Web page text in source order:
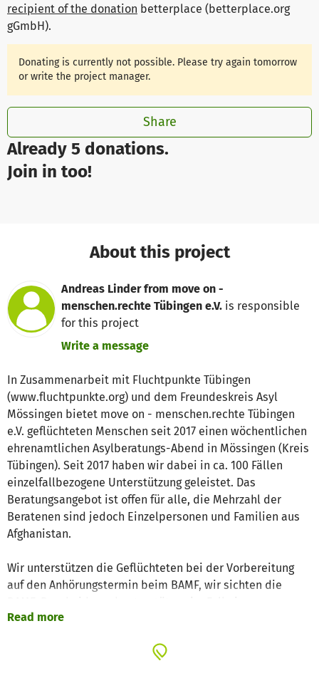
Already 5 donations.
Join in too!
recipient of the donation betterplace (betterplace.org
gGmbH).
Donating is currently not possible. Please try again tomorrow
or write the project manager.
Share
About this project
Andreas Linder from move on -
menschen.rechte Tübingen e.V. is responsible
for this project
Write a message
In Zusammenarbeit mit Fluchtpunkte Tübingen
(www.fluchtpunkte.org) und dem Freundeskreis Asyl
Mössingen bietet move on - menschen.rechte Tübingen
e.V. geflüchteten Menschen seit 2017 einen wöchentlichen
ehrenamtlichen Asylberatungs-Abend in Mössingen (Kreis
Tübingen). Seit 2017 haben wir dabei in ca. 100 Fällen
einzelfallbezogene Unterstützung geleistet. Das
Beratungsangebot ist offen für alle, die Mehrzahl der
Beratenen sind jedoch Einzelpersonen und Familien aus
Afghanistan.
Wir unterstützen die Geflüchteten bei der Vorbereitung
auf den Anhörungstermin beim BAMF, wir sichten die
Ablehnung bei der Formulierung einer Klage und der
Anhörungen und zu Gerichtsverhandlungen. Die meisten
Read more